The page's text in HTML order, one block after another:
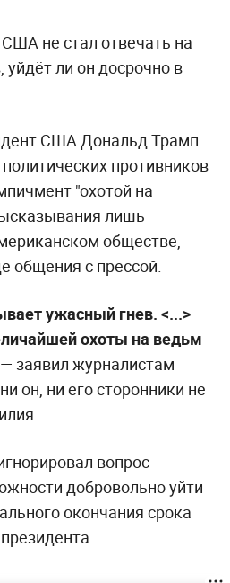
не стал отвечать на
уйдёт ли он досрочно в
США Дональд Трамп
противников
"охотой на
лишь
обществе,
общения с прессой.
ужасный гнев. <...>
охоты на ведьм
заявил журналистам
он, ни его сторонники не
вопрос
добровольно уйти
окончания срока